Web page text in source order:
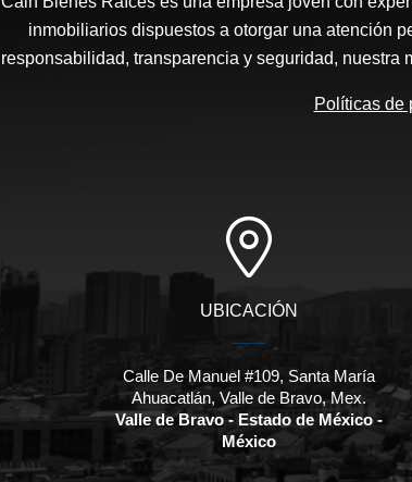
inmobiliarios dispuestos a otorgar una atención
responsabilidad, transparencia y seguridad, nuestra
Políticas de
UBICACIÓN
Calle De Manuel #109, Santa María
Ahuacatlán, Valle de Bravo, Mex.
Valle de Bravo - Estado de México -
México